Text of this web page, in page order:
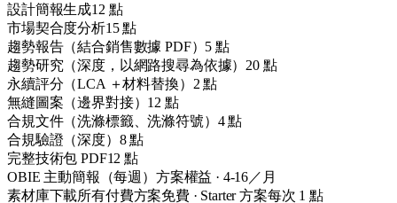
設計簡報生成12 點
市場契合度分析15 點
趨勢報告（結合銷售數據 PDF） 5 點
趨勢研究（深度，以網路搜尋為依據） 20 點
永續評分（LCA ＋材料替換） 2 點
無縫圖案（邊界對接） 12 點
合規文件（洗滌標籤、洗滌符號） 4 點
合規驗證（深度） 8 點
完整技術包 PDF12 點
OBIE 主動簡報（每週） 方案權益 · 4-16／月
素材庫下載所有付費方案免費 · Starter 方案每次 1 點